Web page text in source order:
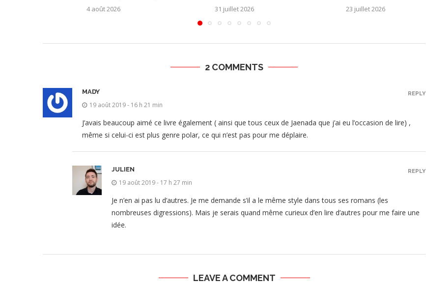
4 août 2026 31 juillet 2026 23 juillet 2026
2 COMMENTS
MADY
19 août 2019 - 16 h 21 min
J’avais beaucoup aimé ce livre également ( ainsi que tous ceux de Jaenada que j’ai eu l’occasion de lire) ,
même si celui-ci est plus genre polar, ce qui n’est pas pour me déplaire.
REPLY
JULIEN
19 août 2019 - 17 h 27 min
Je n’en ai pas lu d’autres. Je me demande s’il a le même style dans tous ses romans (les
nombreuses digressions). Mais je serais quand même curieux d’en lire d’autres pour me faire une
idée.
REPLY
LEAVE A COMMENT